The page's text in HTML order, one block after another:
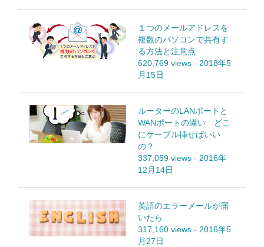
１つのメールアドレスを
複数のパソコンで共有す
る方法と注意点
620,769 views - 2018年5
月15日
ルーターのLANポートと
WANポートの違い どこ
にケーブル挿せばいい
の？
337,059 views - 2016年
12月14日
英語のエラーメールが届
いたら
317,160 views - 2016年5
月27日